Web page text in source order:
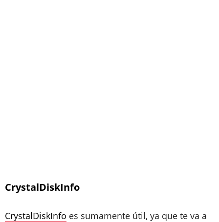
CrystalDiskInfo
CrystalDiskInfo es sumamente útil, ya que te va a